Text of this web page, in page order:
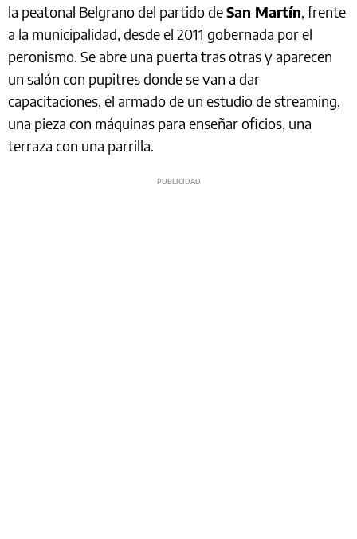
la peatonal Belgrano del partido deSan Martín, frente
a la municipalidad, desde el 2011 gobernada por el
peronismo. Se abre una puerta tras otras y aparecen
un salón con pupitres donde se van a dar
capacitaciones, el armado de un estudio de streaming,
una pieza con máquinas para enseñar oficios, una
terraza con una parrilla.